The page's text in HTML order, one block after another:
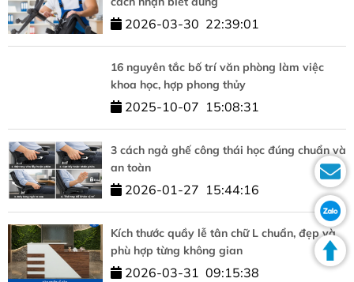
2026-03-30 22:39:01
16 nguyên tắc bố trí văn phòng làm việc
khoa học, hợp phong thủy
2025-10-07 15:08:31
3 cách ngả ghế công thái học đúng chuẩn và
an toàn
2026-01-27 15:44:16
Kích thước quầy lễ tân chữ L chuẩn, đẹp và
phù hợp từng không gian
2026-03-31 09:15:38